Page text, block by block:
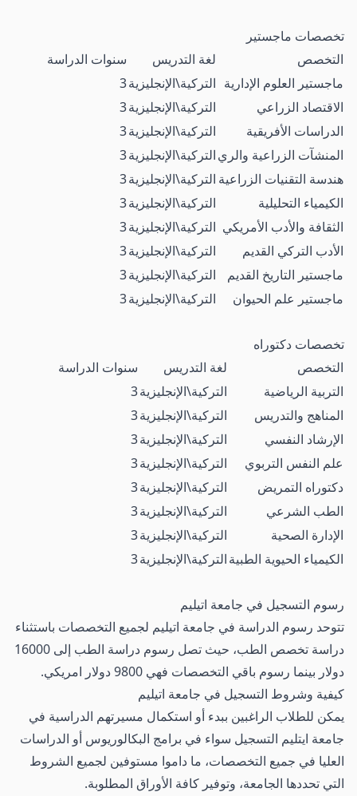
تخصصات ماجستير
التخصص
لغة التدريس
سنوات الدراسة
ماجستير العلوم الإدارية التركية\الإنجليزية3
الاقتصاد الزراعي
التركية\الإنجليزية3
الدراسات الأفريقية
التركية\الإنجليزية3
المنشآت الزراعية والريالتركية\الإنجليزية3
هندسة التقنيات الزراعية التركية\الإنجليزية3
الكيمياء التحليلية
التركية\الإنجليزية3
الثقافة والأدب الأمريكي التركية\الإنجليزية3
الأدب التركي القديم
التركية\الإنجليزية3
ماجستير التاريخ القديم
التركية\الإنجليزية3
ماجستير علم الحيوان
التركية\الإنجليزية3
تخصصات دكتوراه
التخصص
لغة التدريس
سنوات الدراسة
التربية الرياضية
التركية\الإنجليزية3
المناهج والتدريس
التركية\الإنجليزية3
الإرشاد النفسي
التركية\الإنجليزية3
علم النفس التربوي
التركية\الإنجليزية3
دكتوراه التمريض
التركية\الإنجليزية3
الطب الشرعي
التركية\الإنجليزية3
الإدارة الصحية
التركية\الإنجليزية3
الكيمياء الحيوية الطبيةالتركية\الإنجليزية3
رسوم التسجيل في جامعة اتيليم
تتوحد رسوم الدراسة في جامعة اتيليم لجميع التخصصات باستثناء
دراسة تخصص الطب، حيث تصل رسوم دراسة الطب إلى 16000
دولار بينما رسوم باقي التخصصات فهي 9800 دولار امريكي.
كيفية وشروط التسجيل في جامعة اتيليم
يمكن للطلاب الراغبين ببدء أو استكمال مسيرتهم الدراسية في
جامعة ايتليم التسجيل سواء في برامج البكالوريوس أو الدراسات
العليا في جميع التخصصات، ما داموا مستوفين لجميع الشروط
التي تحددها الجامعة، وتوفير كافة الأوراق المطلوبة.